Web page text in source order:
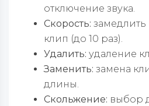
отключение звука.
Скорость:
клип (до 10 раз).
Удалить: удаление
Заменить: замена
длины.
Скольжение: выбор